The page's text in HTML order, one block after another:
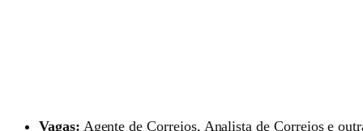
Vagas: Agente de Correios, Analista de Correios e